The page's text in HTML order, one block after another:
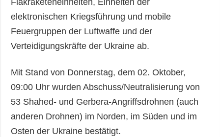
Flakraketeneinheiten, Einheiten der
elektronischen Kriegsführung und mobile
Feuergruppen der Luftwaffe und der
Verteidigungskräfte der Ukraine ab.
Mit Stand von Donnerstag, dem 02. Oktober,
09:00 Uhr wurden Abschuss/Neutralisierung von
53 Shahed- und Gerbera-Angriffsdrohnen (auch
anderen Drohnen) im Norden, im Süden und im
Osten der Ukraine bestätigt.